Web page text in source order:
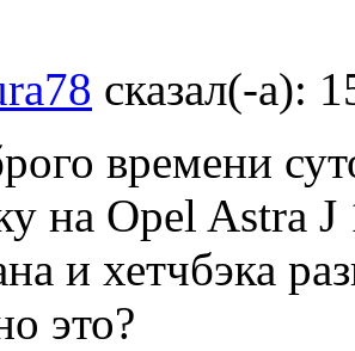
сказал(-а):
времени
на Opel Astra
и хетчбэка
это?